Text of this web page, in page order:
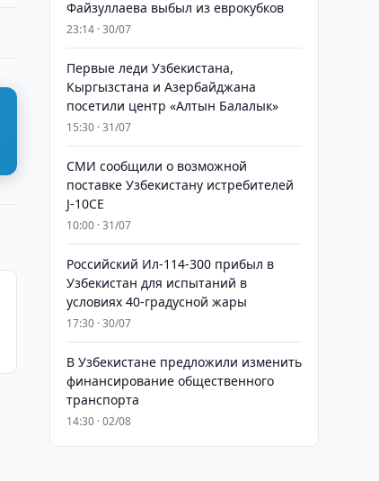
Файзуллаева выбыл из еврокубков
23:14 · 30/07
Первые леди Узбекистана,
Кыргызстана и Азербайджана
посетили центр «Алтын Балалык»
15:30 · 31/07
СМИ сообщили о возможной
поставке Узбекистану истребителей
J-10CE
10:00 · 31/07
Российский Ил-114-300 прибыл в
Узбекистан для испытаний в
условиях 40-градусной жары
17:30 · 30/07
В Узбекистане предложили изменить
финансирование общественного
транспорта
14:30 · 02/08